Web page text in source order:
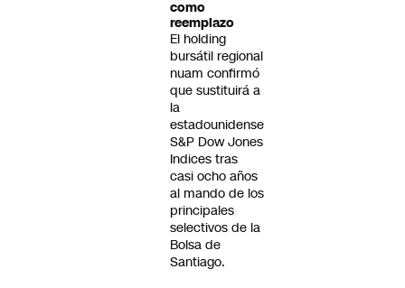
como
reemplazo
El holding
bursátil regional
nuam confirmó
que sustituirá a
la
estadounidense
S&P Dow Jones
Indices tras
casi ocho años
al mando de los
principales
selectivos de la
Bolsa de
Santiago.